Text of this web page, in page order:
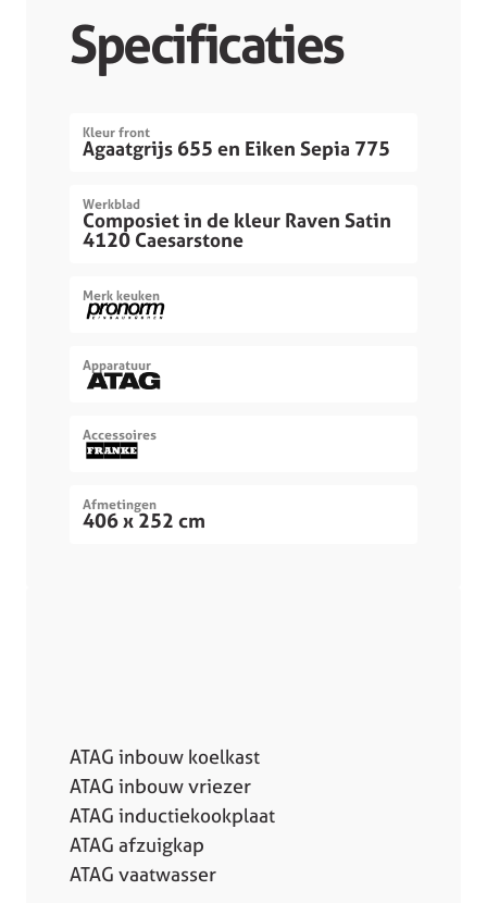
Specificaties
Kleur front
Agaatgrijs 655 en Eiken Sepia 775
Werkblad
Composiet in de kleur Raven Satin
4120 Caesarstone
Merk keuken
Apparatuur
Accessoires
Afmetingen
406 x 252 cm
ATAG inbouw koelkast
ATAG inbouw vriezer
ATAG inductiekookplaat
ATAG afzuigkap
ATAG vaatwasser